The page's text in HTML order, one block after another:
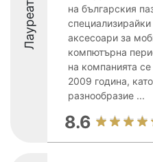
Лауреати
на българския
специализирайки
аксесоари за
компютърна
на компанията
2009 година,
разнообразие ...
8.6